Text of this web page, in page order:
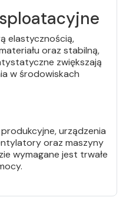
elastycznością,
oraz stabilną,
zwiększają
w środowiskach
urządzenia
oraz maszyny
wymagane jest trwałe